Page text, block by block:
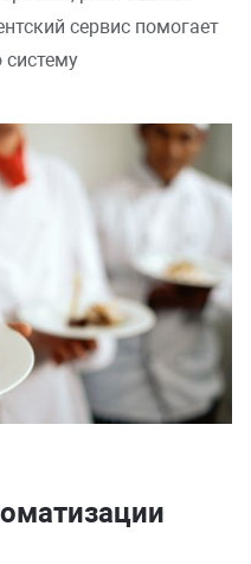
сервис помогает